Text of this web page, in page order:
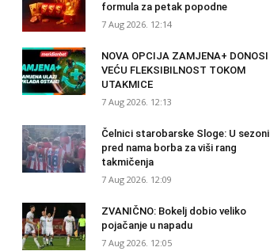
formula za petak popodne
7 Aug 2026. 12:14
NOVA OPCIJA ZAMJENA+ DONOSI
VEĆU FLEKSIBILNOST TOKOM
UTAKMICE
7 Aug 2026. 12:13
Čelnici starobarske Sloge: U sezoni
pred nama borba za viši rang
takmičenja
7 Aug 2026. 12:09
ZVANIČNO: Bokelj dobio veliko
pojačanje u napadu
7 Aug 2026. 12:05